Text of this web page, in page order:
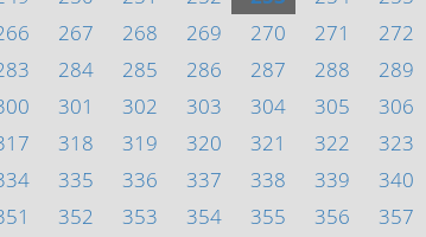
267 268 269 270 271 272
284 285 286 287 288 289
301 302 303 304 305 306
318 319 320 321 322 323
335 336 337 338 339 340
352 353 354 355 356 357